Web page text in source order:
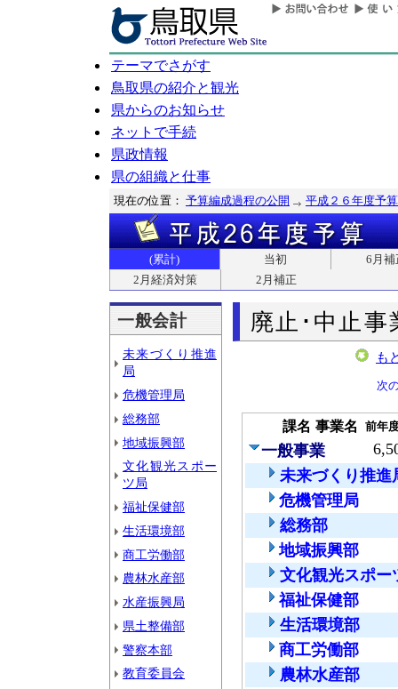
テーマでさがす
鳥取県の紹介と観光
県からのお知らせ
ネットで手続
県政情報
県の組織と仕事
現在の位置： 予算編成過程の公開 平成２６年度予算
(累計) 当初
6月補
2月経済対策
2月補正
一般会計
未来づくり推進
局
危機管理局
総務部
地域振興部
文化観光スポー
ツ局
福祉保健部
生活環境部
商工労働部
農林水産部
水産振興局
県土整備部
警察本部
教育委員会
廃止･中止事
も
次
課名 事業名 前年
一般事業
未来づくり推進
危機管理局
総務部
地域振興部
文化観光スポー
福祉保健部
生活環境部
商工労働部
農林水産部